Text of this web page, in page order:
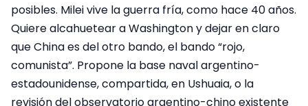
posibles. Milei vive la guerra fría, como hace 40 años.
Quiere alcahuetear a Washington y dejar en claro
que China es del otro bando, el bando “rojo,
comunista”. Propone la base naval argentino-
estadounidense, compartida, en Ushuaia, o la
revisión del observatorio argentino-chino existente